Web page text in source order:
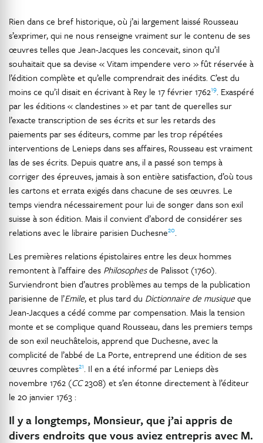
Rien dans ce bref historique, où j’ai largement laissé Rousseau
s’exprimer, qui ne nous renseigne vraiment sur le contenu de ses
œuvres telles que Jean-Jacques les concevait, sinon qu’il
souhaitait que sa devise « Vitam impendere vero » fût réservée à
l’édition complète et qu’elle comprendrait des inédits. C’est du
moins ce qu’il disait en écrivant à Rey le 17 février 176219. Exaspéré
par les éditions « clandestines » et par tant de querelles sur
l’exacte transcription de ses écrits et sur les retards des
paiements par ses éditeurs, comme par les trop répétées
interventions de Lenieps dans ses affaires, Rousseau est vraiment
las de ses écrits. Depuis quatre ans, il a passé son temps à
corriger des épreuves, jamais à son entière satisfaction, d’où tous
les cartons et errata exigés dans chacune de ses œuvres. Le
temps viendra nécessairement pour lui de songer dans son exil
suisse à son édition. Mais il convient d’abord de considérer ses
relations avec le libraire parisien Duchesne20.
Les premières relations épistolaires entre les deux hommes
remontent à l’affaire des Philosophesde Palissot (1760).
Surviendront bien d’autres problèmes au temps de la publication
parisienne de l’Emile, et plus tard du Dictionnaire de musiqueque
Jean-Jacques a cédé comme par compensation. Mais la tension
monte et se complique quand Rousseau, dans les premiers temps
de son exil neuchâtelois, apprend que Duchesne, avec la
complicité de l’abbé de La Porte, entreprend une édition de ses
œuvres complètes21. Il en a été informé par Lenieps dès
novembre 1762 (CC2308) et s’en étonne directement à l’éditeur
le 20 janvier 1763 :
Il y a longtemps, Monsieur, que j’ai appris de
divers endroits que vous aviez entrepris avec M.